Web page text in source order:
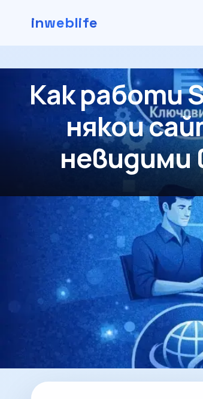
inweblife
Как работи
някои
невидими